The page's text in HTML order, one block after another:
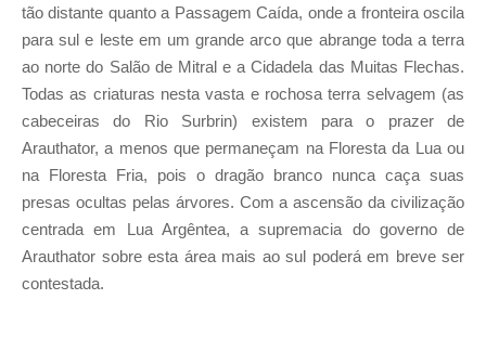
tão distante quanto a Passagem Caída, onde a fronteira oscila
para sul e leste em um grande arco que abrange toda a terra
ao norte do Salão de Mitral e a Cidadela das Muitas Flechas.
Todas as criaturas nesta vasta e rochosa terra selvagem (as
cabeceiras do Rio Surbrin) existem para o prazer de
Arauthator, a menos que permaneçam na Floresta da Lua ou
na Floresta Fria, pois o dragão branco nunca caça suas
presas ocultas pelas árvores. Com a ascensão da civilização
centrada em Lua Argêntea, a supremacia do governo de
Arauthator sobre esta área mais ao sul poderá em breve ser
contestada.